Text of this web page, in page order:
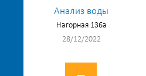
Анализ воды
Нагорная 136а
28/12/2022